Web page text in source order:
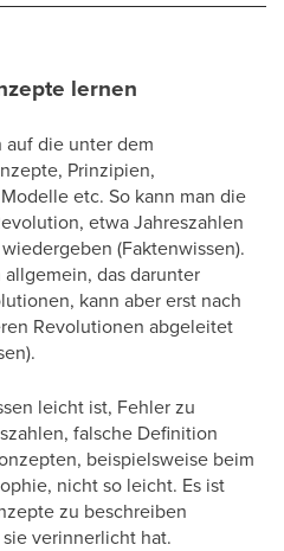
lernen
die unter dem
Prinzipien,
etc. So kann man die
etwa Jahreszahlen
(Faktenwissen).
das darunter
kann aber erst nach
Revolutionen abgeleitet
leicht ist, Fehler zu
falsche Definition
beispielsweise beim
nicht so leicht. Es ist
zu beschreiben
verinnerlicht hat.